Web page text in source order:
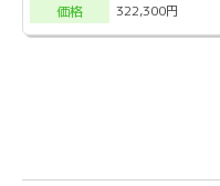
価格
322,300円